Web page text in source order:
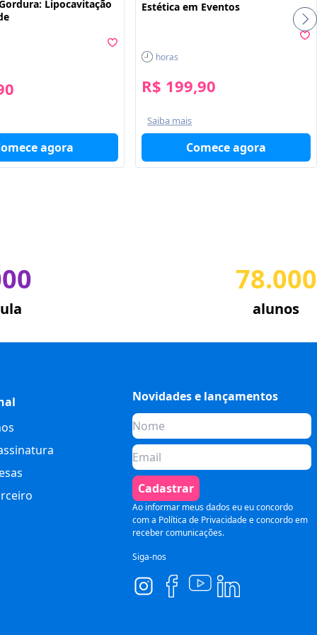
Lipocavitação
agora
Estética em Eventos
horas
R$ 199,90
Saiba mais
Comece agora
78.000
alunos
Novidades e lançamentos
Cadastrar
Ao informar meus dados eu eu concordo
com a Política de Privacidadee concordo em
receber comunicações.
Siga-nos